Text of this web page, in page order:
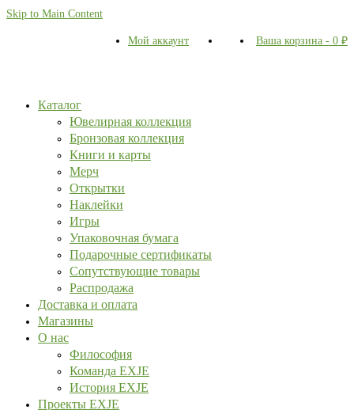
Skip to Main Content
Мой аккаунт Ваша корзина - 0 ₽
Каталог
Ювелирная коллекция
Бронзовая коллекция
Книги и карты
Мерч
Открытки
Наклейки
Игры
Упаковочная бумага
Подарочные сертификаты
Сопутствующие товары
Распродажа
Доставка и оплата
Магазины
О нас
Философия
Команда EXJE
История EXJE
Проекты EXJE